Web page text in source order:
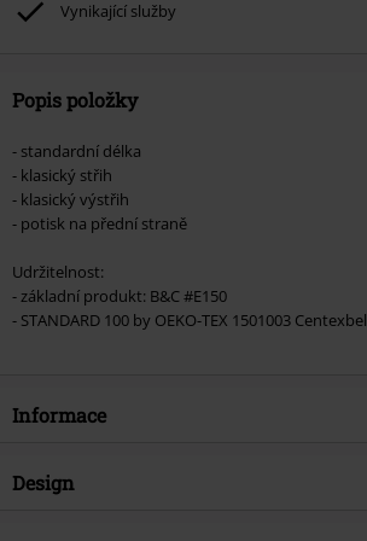
Vynikající služby
Popis položky
- standardní délka
- klasický střih
- klasický výstřih
- potisk na přední straně
Udržitelnost:
- základní produkt: B&C #E150
- STANDARD 100 by OEKO-TEX 1501003 Centexbel
Informace
Zboží č.
Design